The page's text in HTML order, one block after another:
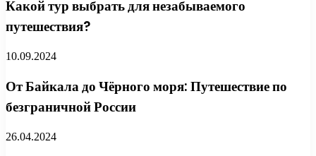
Какой тур выбрать для незабываемого
путешествия?
10.09.2024
От Байкала до Чёрного моря: Путешествие по
безграничной России
26.04.2024